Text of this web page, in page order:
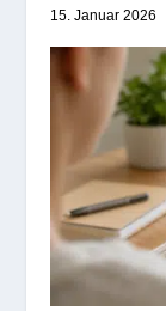
15. Januar 2026